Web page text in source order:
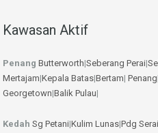
Kawasan Aktif
Penang Butterworth|Seberang Perai|
Mertajam|Kepala Batas|Bertam| Penang
Georgetown|Balik Pulau|
Kedah Sg Petani|Kulim Lunas|Pdg Serai